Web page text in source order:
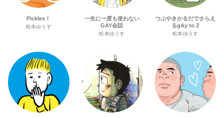
Pickles！
松本ゆうす
一生に一度も使わない
GAY会話
松本ゆうす
つぶやきかるだでさらえ
るgAy to Z
松本ゆうす